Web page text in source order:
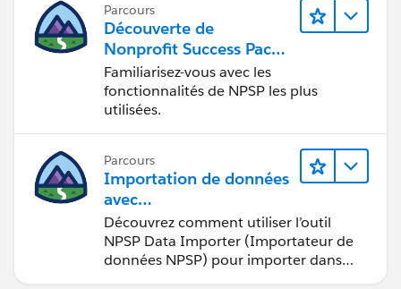
Parcours
Découverte de
Nonprofit Success Pack
(NPSP)
Familiarisez-vous avec les
fonctionnalités de NPSP les plus
utilisées.
Parcours
Importation de données
avec
Nonprofit Success Pack
(NPSP)
Découvrez comment utiliser l’outil
NPSP Data Importer (Importateur de
données NPSP) pour importer dans